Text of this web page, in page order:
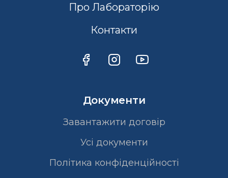
Про Лабораторію
Контакти
Документи
Завантажити договір
Усі документи
Політика конфіденційності